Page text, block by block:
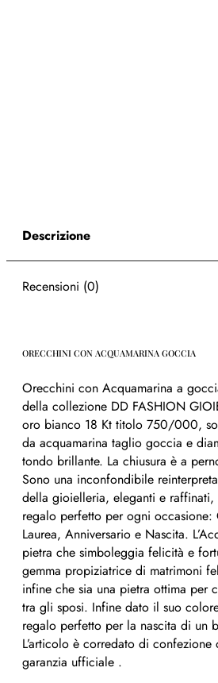
Descrizione
Recensioni (0)
ORECCHINI CON ACQUAMARINA GOCCIA
Orecchini con Acquamarina a
della collezione DD FASHION
oro bianco 18 Kt titolo 750/000,
da acquamarina taglio goccia e
tondo brillante. La chiusura è a
Sono una inconfondibile
della gioielleria, eleganti e raffinati,
regalo perfetto per ogni occasione:
Laurea, Anniversario e Nascita.
pietra che simboleggia felicità e
gemma propiziatrice di matrimoni
infine che sia una pietra ottima per
tra gli sposi. Infine dato il suo
regalo perfetto per la nascita di un
L’articolo è corredato di confezione
garanzia ufficiale .